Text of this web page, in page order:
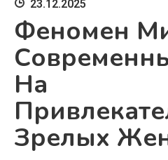
23.12.2025
Феномен
На
Зрелых